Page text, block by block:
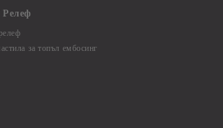
за топъл ембосинг